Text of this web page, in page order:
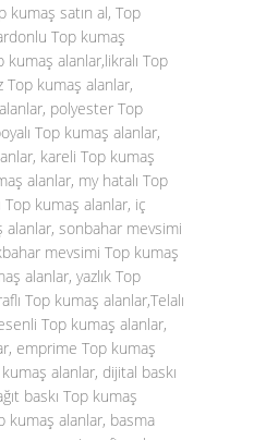
kumaş satın al, Top
Top kumaş
alanlar,likralı Top
Top kumaş alanlar,
polyester Top
Top kumaş alanlar,
kareli Top kumaş
alanlar, my hatalı Top
kumaş alanlar, iç
alanlar, sonbahar mevsimi
mevsimi Top kumaş
alanlar, yazlık Top
Top kumaş alanlar,Telalı
Top kumaş alanlar,
emprime Top kumaş
alanlar, dijital baskı
baskı Top kumaş
kumaş alanlar, basma